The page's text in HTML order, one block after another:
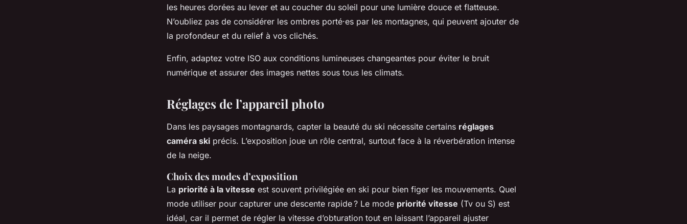
les heures dorées au lever et au coucher du soleil pour une lumière douce et flatteuse.
N’oubliez pas de considérer les ombres porté·es par les montagnes, qui peuvent ajouter de
la profondeur et du relief à vos clichés.
Enfin, adaptez votre ISO aux conditions lumineuses changeantes pour éviter le bruit
numérique et assurer des images nettes sous tous les climats.
Réglages de l’appareil photo
Dans les paysages montagnards, capter la beauté du ski nécessite certains réglages
caméra ski précis. L’exposition joue un rôle central, surtout face à la réverbération intense
de la neige.
Choix des modes d’exposition
La priorité à la vitesse est souvent privilégiée en ski pour bien figer les mouvements. Quel
mode utiliser pour capturer une descente rapide ? Le mode priorité vitesse (Tv ou S) est
idéal, car il permet de régler la vitesse d’obturation tout en laissant l’appareil ajuster